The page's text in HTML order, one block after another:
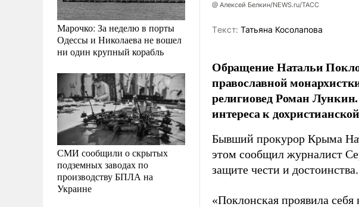
Марочко: За неделю в порты
Одессы и Николаева не вошел
ни один крупный корабль
СМИ сообщили о скрытых
подземных заводах по
производству БПЛА на
Украине
@ Алексей Белкин/NEWS.ru/ТАСС
Tекст: Татьяна Косолапова
Обращение Натальи
православной
религиовед Роман
интереса к
Бывший прокурор Крыма
этом сообщил журналист
защите чести и достоинства.
«Поклонская проявила